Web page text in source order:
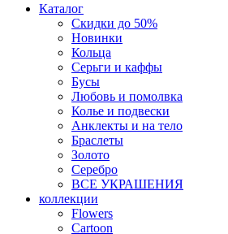
Каталог
Скидки до 50%
Новинки
Кольца
Серьги и каффы
Бусы
Любовь и помолвка
Колье и подвески
Анклекты и на тело
Браслеты
Золото
Серебро
ВСЕ УКРАШЕНИЯ
коллекции
Flowers
Cartoon